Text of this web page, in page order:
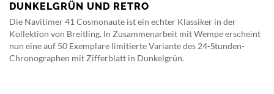
DUNKELGRÜN UND RETRO
Die Navitimer 41 Cosmonaute ist ein echter Klassiker in der
Kollektion von Breitling. In Zusammenarbeit mit Wempe erscheint
nun eine auf 50 Exemplare limitierte Variante des 24-Stunden-
Chronographen mit Zifferblatt in Dunkelgrün.